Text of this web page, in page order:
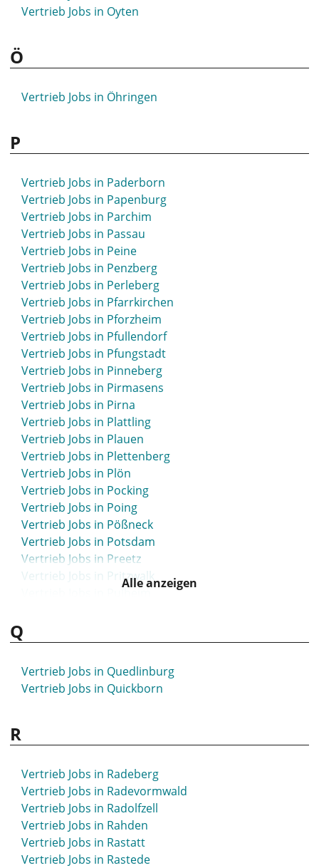
Vertrieb Jobs in Oyten
Ö
Vertrieb Jobs in Öhringen
P
Vertrieb Jobs in Paderborn
Vertrieb Jobs in Papenburg
Vertrieb Jobs in Parchim
Vertrieb Jobs in Passau
Vertrieb Jobs in Peine
Vertrieb Jobs in Penzberg
Vertrieb Jobs in Perleberg
Vertrieb Jobs in Pfarrkirchen
Vertrieb Jobs in Pforzheim
Vertrieb Jobs in Pfullendorf
Vertrieb Jobs in Pfungstadt
Vertrieb Jobs in Pinneberg
Vertrieb Jobs in Pirmasens
Vertrieb Jobs in Pirna
Vertrieb Jobs in Plattling
Vertrieb Jobs in Plauen
Vertrieb Jobs in Plettenberg
Vertrieb Jobs in Plön
Vertrieb Jobs in Pocking
Vertrieb Jobs in Poing
Vertrieb Jobs in Pößneck
Vertrieb Jobs in Potsdam
Vertrieb Jobs in Preetz
Vertrieb Jobs in PritzwalkAlle anzeigen
Q
Vertrieb Jobs in Quedlinburg
Vertrieb Jobs in Quickborn
R
Vertrieb Jobs in Radeberg
Vertrieb Jobs in Radevormwald
Vertrieb Jobs in Radolfzell
Vertrieb Jobs in Rahden
Vertrieb Jobs in Rastatt
Vertrieb Jobs in Rastede